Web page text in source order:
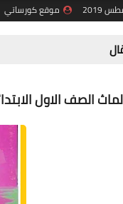
موقع كورساتي
الصف الاول